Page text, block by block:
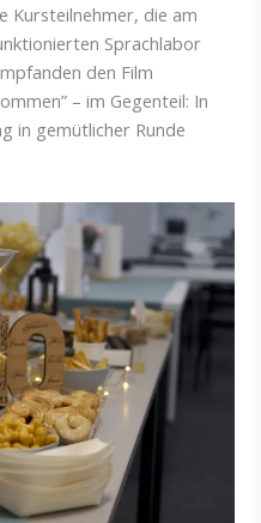
Kursteilnehmer, die am
Sprachlabor
den Film
– im Gegenteil: In
in gemütlicher Runde